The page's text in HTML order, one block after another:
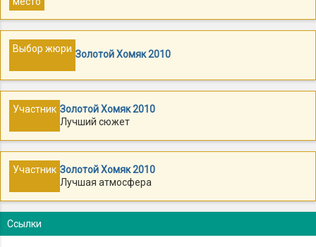
Выбор жюри
Золотой Хомяк 2010
Участник Золотой Хомяк 2010
Лучший сюжет
Участник Золотой Хомяк 2010
Лучшая атмосфера
Ссылки